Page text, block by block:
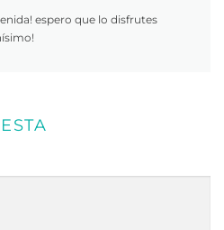
espero que lo disfrutes